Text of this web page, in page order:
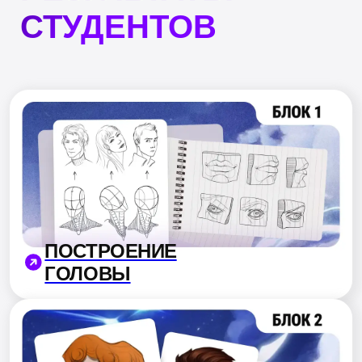
РАБОТА СО СВЕТОМ
Рисовать голову в любом ракурсе
Рендерить кожу, глаза и волосы
Передавать возраст, пол и этничность
Стилизовать под любые задачи
Работать со светом и объёмом
Анализировать референсы осознанно
СТУДЕНТКИ HDS